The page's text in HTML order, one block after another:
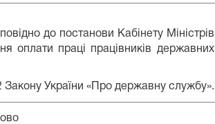
до постанови Кабінету Міністрів
оплати праці працівників державних
Закону України «Про державну службу».